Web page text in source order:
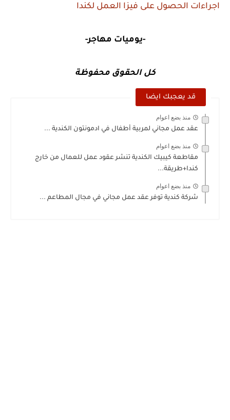
اجراءات الحصول على فيزا العمل لكندا
-يوميات مهاجر-
كل الحقوق محفوظة
قد يعجبك ايضا
منذ بضع اعوام
عقد عمل مجاني لمربية أطفال في ادمونتون الكندية ...
منذ بضع اعوام
مقاطعة كيبيك الكندية تنشر عقود عمل للعمال من خارج
كندا+طريقة...
منذ بضع اعوام
شركة كندية توفر عقد عمل مجاني في مجال المطاعم ...